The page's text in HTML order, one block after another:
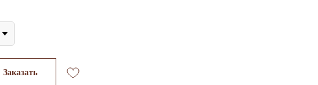
Заказать